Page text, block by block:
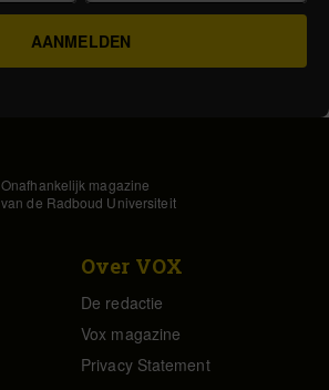
Onafhankelijk magazine
van de Radboud Universiteit
Over VOX
De redactie
Vox magazine
Privacy Statement